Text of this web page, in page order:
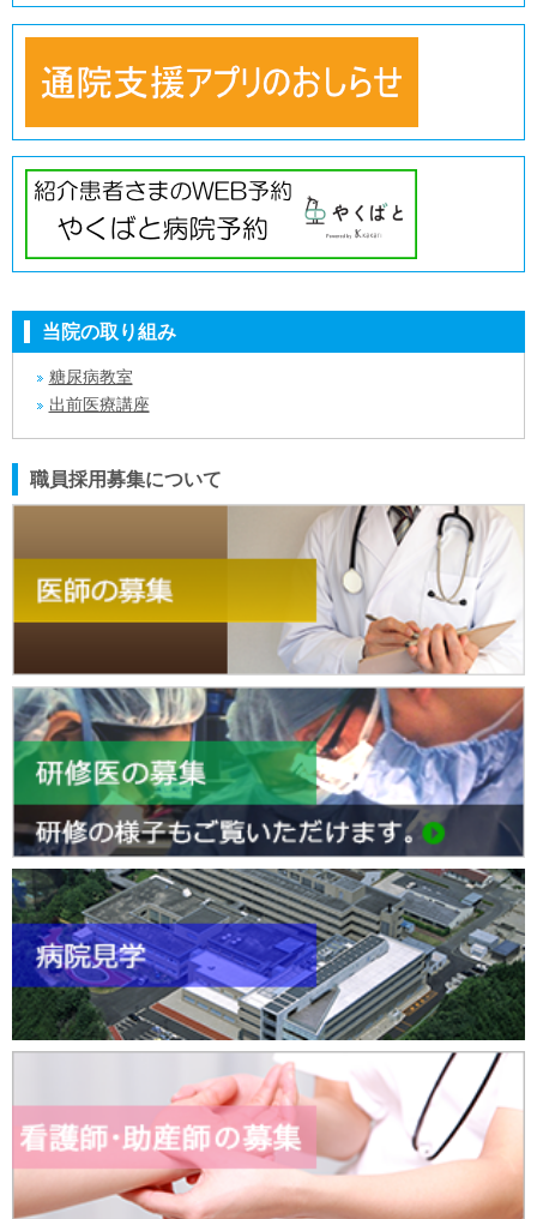
当院の取り組み
糖尿病教室
出前医療講座
職員採用募集について